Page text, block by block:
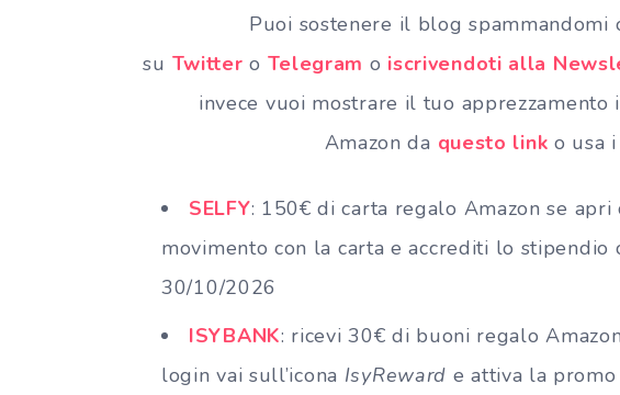
Puoi sostenere il blog spammandomi
su Twitter o Telegram o iscrivendoti alla
invece vuoi mostrare il tuo apprezzamento
Amazon da questo link o usa i
SELFY: 150€ di carta regalo Amazon se
movimento con la carta e accrediti lo
30/10/2026
ISYBANK: ricevi 30€ di buoni regalo
login vai sull’icona IsyReward e attiva la promo